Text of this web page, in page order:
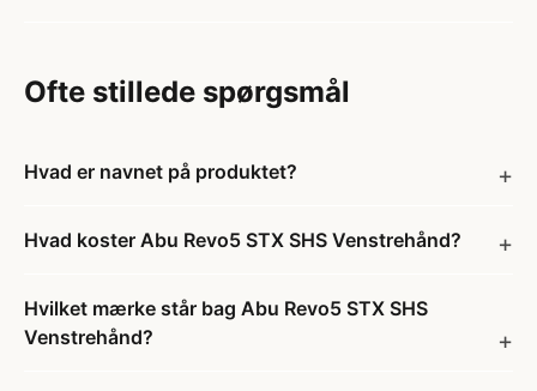
Ofte stillede spørgsmål
Hvad er navnet på produktet?
Hvad koster Abu Revo5 STX SHS Venstrehånd?
Hvilket mærke står bag Abu Revo5 STX SHS
Venstrehånd?